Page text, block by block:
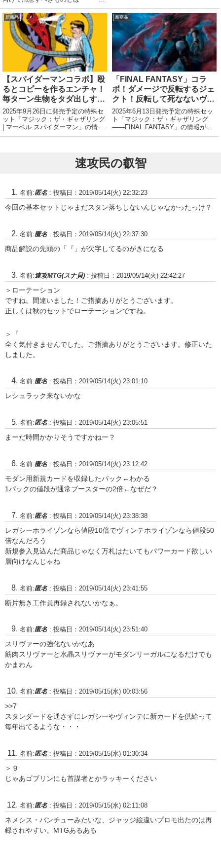
なさま、カルドハイムの気分は盛り
上がっていますか？え、私生活にメ
タル感が足りないって？そんな時は
ポーズを決めながら次の言葉を叫ん
でみて下さ...
新商品
【スパイダーマンコラボ】殴
るとコピーを作るエンチャ！
毎ターン生物をタダ出しする
エンチャ！ほか
2025年9月26日に発売予定の特殊セ
ット「マジック：ザ・ギャザリング
| マーベル スパイダーマン」の情報
があったのでご紹介いたします。
新商品
「FINAL FANTASY」コラ
ボ！ダメージで反転するジェ
クト！反転して死なないヴィ
ンセント！ほか
2025年6月13日発売予定の特殊セッ
ト「マジック：ザ・ギャザリング
――FINAL FANTASY」の情報があ
ったのでご紹介いたします。
速攻民の叡智
名前:匿名 : 投稿日：2019/05/14(火) 22:32:23
今回の基本セットじゃまだスタン落ちしないんじゃなかったっけ？
名前:匿名 : 投稿日：2019/05/14(火) 22:37:30
商品解説の先頭の「『」が欠字してるのがきになる
名前: 速攻MTG(スナ貝) : 投稿日：2019/05/14(火) 22:42:27
＞ローテーション
ですね。間違いました！ご指摘ありがとうございます。
正しくは秋のセットでローテーションですね。
＞『
全く気付きませんでした。ご指摘ありがとうございます。修正いた
しました。
名前:匿名 : 投稿日：2019/05/14(火) 23:01:10
レシュラック来ないかな
名前:匿名 : 投稿日：2019/05/14(火) 23:05:51
まーだ時間かかりそうですかねー？
名前:匿名 : 投稿日：2019/05/14(火) 23:12:42
モダン用新規カードを収録したパック←わかる
1パックの値段が通常ブースターの2倍←なぜだ？
名前:匿名 : 投稿日：2019/05/14(火) 23:38:38
レガシーホライゾンなら値段10倍でヴィンテホライゾンなら値段50
倍なんだろう
新規参入見込んだ商品じゃなく万札はたいてもパワーカード欲しい
層向けなんじゃね
名前:匿名 : 投稿日：2019/05/14(火) 23:41:55
断片無き工作員再録されないかなぁ。
名前:匿名 : 投稿日：2019/05/14(火) 23:51:40
スリヴァーの強化ないかなあ
筋肉スリヴァーと水晶スリヴァーがモダンリーガルになるだけでも
かまわん
名前:匿名 : 投稿日：2019/05/15(水) 00:03:56
>>7
スタンダードを通さずにレガシーやヴィンテに新カードを供給って
毎年出てるような・・・
名前:匿名 : 投稿日：2019/05/15(水) 01:30:34
＞９
じゃあゴブリンにも首謀者とかラッキーください
名前:匿名 : 投稿日：2019/05/15(水) 02:11:08
ネメシス・バンチューみたいな、ジャッジ絵違いプロモ出たのは再
録されやすい。MTGあるある